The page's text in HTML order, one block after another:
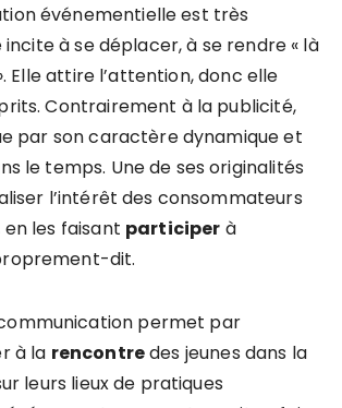
événementielle est très
à se déplacer, à se rendre « là
Elle attire l’attention, donc elle
Contrairement à la publicité,
par son caractère dynamique et
le temps. Une de ses originalités
l’intérêt des consommateurs
les faisant participer à
dit.
permet par
à la rencontredes jeunes dans la
leurs lieux de pratiques